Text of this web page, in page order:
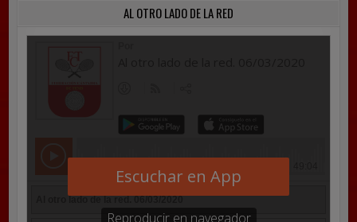
AL OTRO LADO DE LA RED